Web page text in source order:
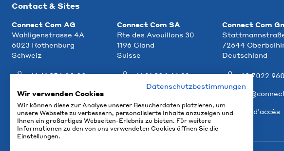
Contact & Sites
Connect Com AG
Wahligenstrasse 4A
6023 Rothenburg
Schweiz
+41 41 854 00 00
info@ccm.ch
Plan d'accès
Connect Com SA
Rte des Avouillons 30
1196 Gland
Suisse
+41 21 804 66 22
Plan d'accès
Connect Com
72644
Deutschland
+49 7022
Plan d'accès
Datenschutzbestimmungen
Wir verwenden Cookies
Wir können diese zur Analyse unserer Besucherdaten platzieren, um
unsere Webseite zu verbessern, personalisierte Inhalte anzuzeigen und
Ihnen ein großartiges Webseiten-Erlebnis zu bieten. Für weitere
Informationen zu den von uns verwendeten Cookies öffnen Sie die
Einstellungen.